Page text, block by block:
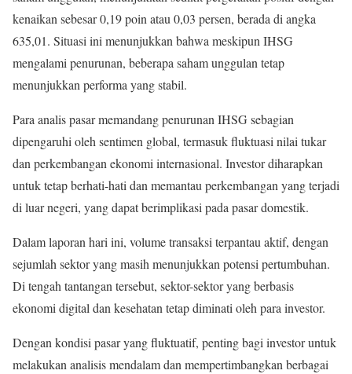
kenaikan sebesar 0,19 poin atau 0,03 persen, berada di angka
635,01. Situasi ini menunjukkan bahwa meskipun IHSG
mengalami penurunan, beberapa saham unggulan tetap
menunjukkan performa yang stabil.
Para analis pasar memandang penurunan IHSG sebagian
dipengaruhi oleh sentimen global, termasuk fluktuasi nilai tukar
dan perkembangan ekonomi internasional. Investor diharapkan
untuk tetap berhati-hati dan memantau perkembangan yang terjadi
di luar negeri, yang dapat berimplikasi pada pasar domestik.
Dalam laporan hari ini, volume transaksi terpantau aktif, dengan
sejumlah sektor yang masih menunjukkan potensi pertumbuhan.
Di tengah tantangan tersebut, sektor-sektor yang berbasis
ekonomi digital dan kesehatan tetap diminati oleh para investor.
Dengan kondisi pasar yang fluktuatif, penting bagi investor untuk
melakukan analisis mendalam dan mempertimbangkan berbagai